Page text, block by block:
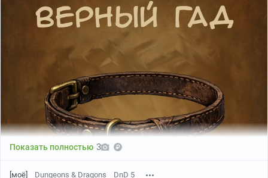
Показать полностью 3
[моё] Dungeons & Dragons DnD 5